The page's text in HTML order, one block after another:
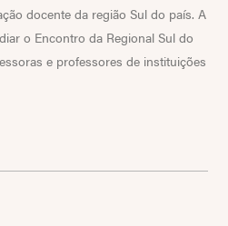
docente da região Sul do país. A
o Encontro da Regional Sul do
e professores de instituições